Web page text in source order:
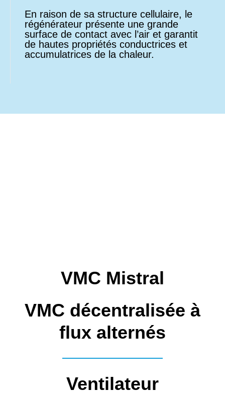
En raison de sa structure cellulaire, le
régénérateur présente une grande
surface de contact avec l’air et garantit
de hautes propriétés conductrices et
accumulatrices de la chaleur.
VMC Mistral
VMC décentralisée à
flux alternés
Ventilateur